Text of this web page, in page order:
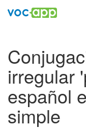
irregular
español
simple